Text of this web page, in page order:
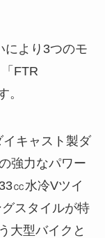
により3つのモ
FTR
。
イキャスト製ダ
強力なパワー
㏄水冷Vツイ
スタイルが特
大型バイクと